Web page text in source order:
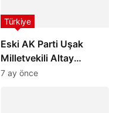
Eski AK Parti Uşak
Milletvekili Altay
hayatını kaybetti
Türkiye
7 ay önce